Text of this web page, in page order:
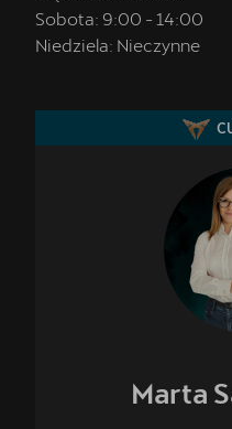
Sobota: 9:00 - 14:00
Niedziela: Nieczynne
Marta